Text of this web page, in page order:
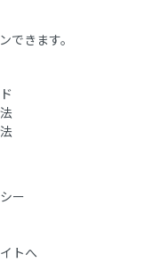
できます。
ー
トへ